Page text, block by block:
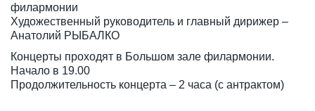
филармонии
Художественный руководитель и главный дирижер –
Анатолий РЫБАЛКО
Концерты проходят в Большом зале филармонии.
Начало в 19.00
Продолжительность концерта – 2 часа (с антрактом)